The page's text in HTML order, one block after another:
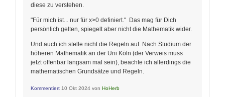
diese zu verstehen.
"Für mich ist... nur für x>0 definiert." Das mag für Dich
persönlich gelten, spiegelt aber nicht die Mathematik wider.
Und auch ich stelle nicht die Regeln auf. Nach Studium der
höheren Mathematik an der Uni Köln (der Verweis muss
jetzt offenbar langsam mal sein), beachte ich allerdings die
mathematischen Grundsätze und Regeln.
Kommentiert 10 Okt 2024 von HoHerb